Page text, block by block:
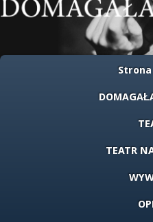
Strona
TEATR